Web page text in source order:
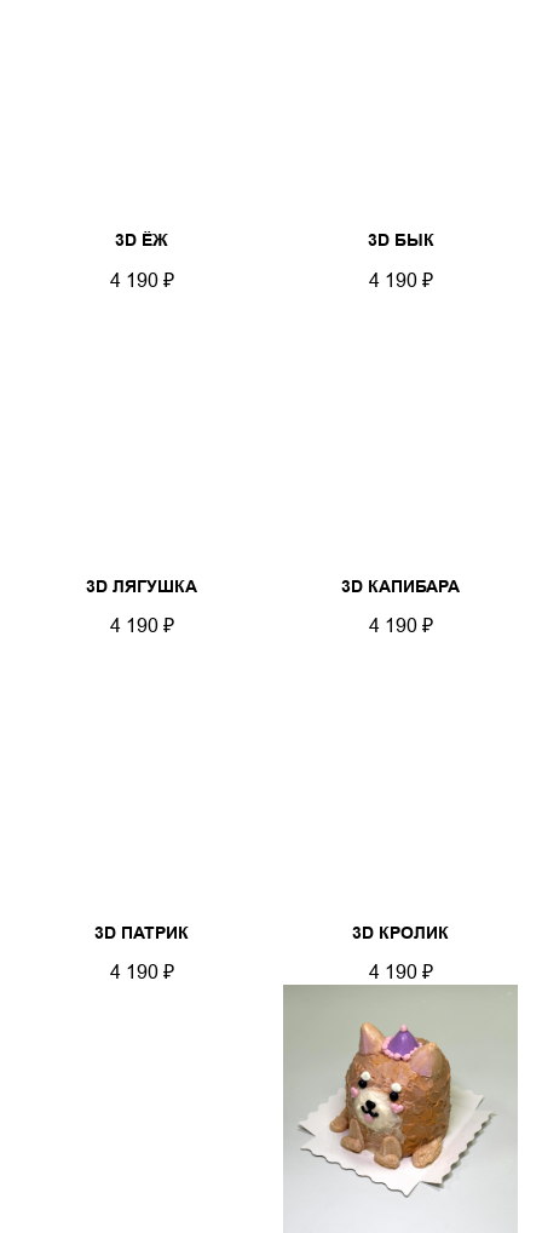
3D ЁЖ
4 190 ₽
3D БЫК
4 190 ₽
3D ЛЯГУШКА
4 190 ₽
3D КАПИБАРА
4 190 ₽
3D ПАТРИК
4 190 ₽
3D КРОЛИК
4 190 ₽